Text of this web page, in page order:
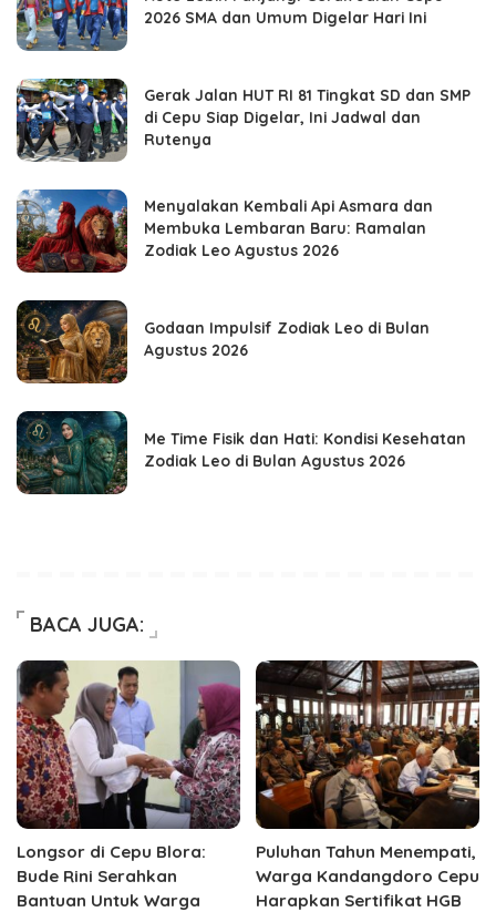
2026 SMA dan Umum Digelar Hari Ini
Gerak Jalan HUT RI 81 Tingkat SD dan SMP
di Cepu Siap Digelar, Ini Jadwal dan
Rutenya
Menyalakan Kembali Api Asmara dan
Membuka Lembaran Baru: Ramalan
Zodiak Leo Agustus 2026
Godaan Impulsif Zodiak Leo di Bulan
Agustus 2026
Me Time Fisik dan Hati: Kondisi Kesehatan
Zodiak Leo di Bulan Agustus 2026
BACA JUGA:
Longsor di Cepu Blora:
Bude Rini Serahkan
Bantuan Untuk Warga
Puluhan Tahun Menempati,
Warga Kandangdoro Cepu
Harapkan Sertifikat HGB